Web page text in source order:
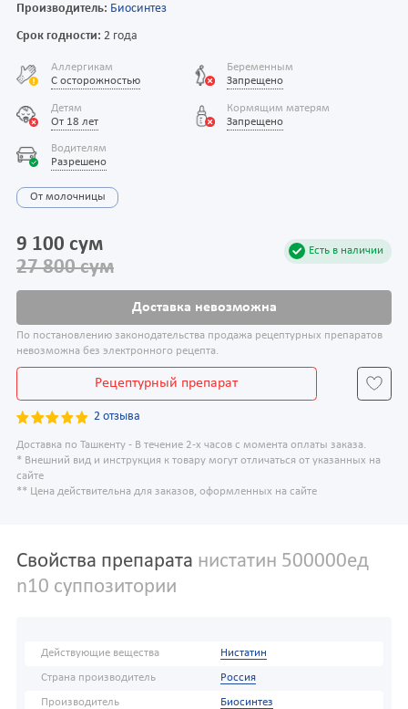
Производитель: Биосинтез
Срок годности: 2 года
Аллергикам
С осторожностью
Беременным
Запрещено
Детям
От 18 лет
Кормящим матерям
Запрещено
Водителям
Разрешено
От молочницы
Есть в наличии
9 100 сум
27 800 сум
Доставка невозможна
По постановлению законодательства продажа рецептурных препаратов
невозможна без электронного рецепта.
Рецептурный препарат
2 отзыва
Доставка по Ташкенту - В течение 2-х часов с момента оплаты заказа.
* Внешний вид и инструкция к товару могут отличаться от указанных на
сайте
** Цена действительна для заказов, оформленных на сайте
Свойства препарата нистатин 500000ед
n10 суппозитории
Действующие вещества Нистатин
Страна производитель Россия
Производитель Биосинтез